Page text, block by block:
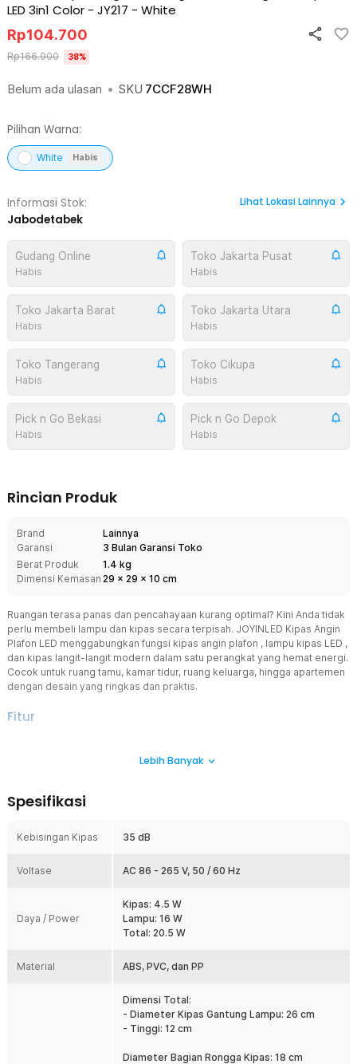
LED 3in1 Color - JY217 - White
Belum ada ulasan • SKU 7CCF28WH
Rp104.700
Rp166.900 38%
Pilihan Warna:
White Habis
Informasi Stok:
Jabodetabek
Lihat Lokasi Lainnya
Gudang Online
Habis
Toko Jakarta Pusat
Habis
Toko Jakarta Barat
Habis
Toko Jakarta Utara
Habis
Toko Tangerang
Habis
Toko Cikupa
Habis
Pick n Go Bekasi
Habis
Pick n Go Depok
Habis
Rincian Produk
Brand
Lainnya
Garansi
3 Bulan Garansi Toko
Berat Produk
1.4 kg
Dimensi Kemasan 29 x 29 x 10 cm
Ruangan terasa panas dan pencahayaan kurang optimal? Kini Anda tidak
perlu membeli lampu dan kipas secara terpisah. JOYINLED Kipas Angin
Plafon LED menggabungkan fungsi kipas angin plafon , lampu kipas LED ,
dan kipas langit-langit modern dalam satu perangkat yang hemat energi.
Cocok untuk ruang tamu, kamar tidur, ruang keluarga, hingga apartemen
dengan desain yang ringkas dan praktis.
Fitur
Sebagai kipas angin plafon multifungsi, produk ini menawarkan 3
kecepatan tinggi saat cuaca sedang panas. Dilengkapi 5 kipas yang
terasa lebih nyaman.
Selain berfungsi sebagai kipas angin plafon , produk ini juga
Warm White 3000 K untuk suasana hangat, Natural White 4500 K
untuk aktivitas sehari-hari, dan Cool White 6000 K untuk
pencahayaan lebih terang. Fleksibilitas ini membuat lampu kipas
Kontrol Jarak Jauh Praktis
perangkat. Remote control memungkinkan Anda mengatur
kecepatan kipas dan mengganti warna lampu dengan mudah.
Penggunaan menjadi lebih nyaman terutama saat bersantai,
Lebih Banyak
Spesifikasi
Kebisingan Kipas 35 dB
Voltase AC 86 - 265 V, 50 / 60 Hz
Daya / Power
Kipas: 4.5 W
Lampu: 16 W
Total: 20.5 W
Material ABS, PVC, dan PP
Dimensi Total:
- Diameter Kipas Gantung Lampu: 26 cm
- Tinggi: 12 cm
Diameter Bagian Rongga Kipas: 18 cm